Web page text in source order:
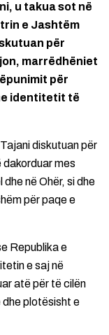
u takua sot në
e Jashtëm
për
marrëdhëniet
për
identitetit të
diskutuan për
mes
në Ohër, si dhe
për paqe e
Republika e
e saj në
atë për të cilën
dhe plotësisht e